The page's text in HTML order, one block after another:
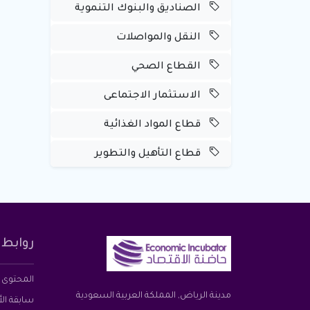
الصناديق والبنوك التنموية
النقل والمواصلات
القطاع الصحي
الاستثمار الاجتماعى
قطاع المواد الغذائية
قطاع التأهيل والتطوير
مدينة الرياض, المملكة العربية السعودية
المحتوى
سابقة